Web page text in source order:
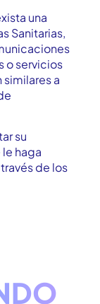
una
Sanitarias,
o servicios
similares a
su
haga
de los